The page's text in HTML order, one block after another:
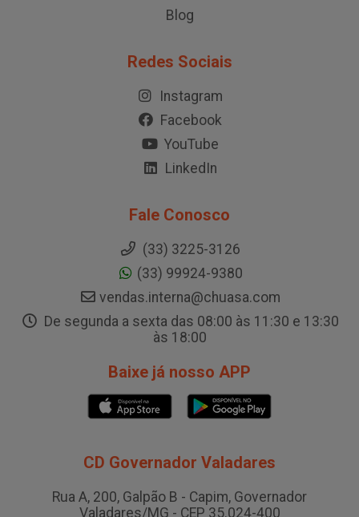
Blog
Redes Sociais
Instagram
Facebook
YouTube
LinkedIn
Fale Conosco
(33) 3225-3126
(33) 99924-9380
vendas.interna@chuasa.com
De segunda a sexta das 08:00 às 11:30 e 13:30
às 18:00
Baixe já nosso APP
CD Governador Valadares
Rua A, 200, Galpão B - Capim, Governador
Valadares/MG - CEP 35.024-400